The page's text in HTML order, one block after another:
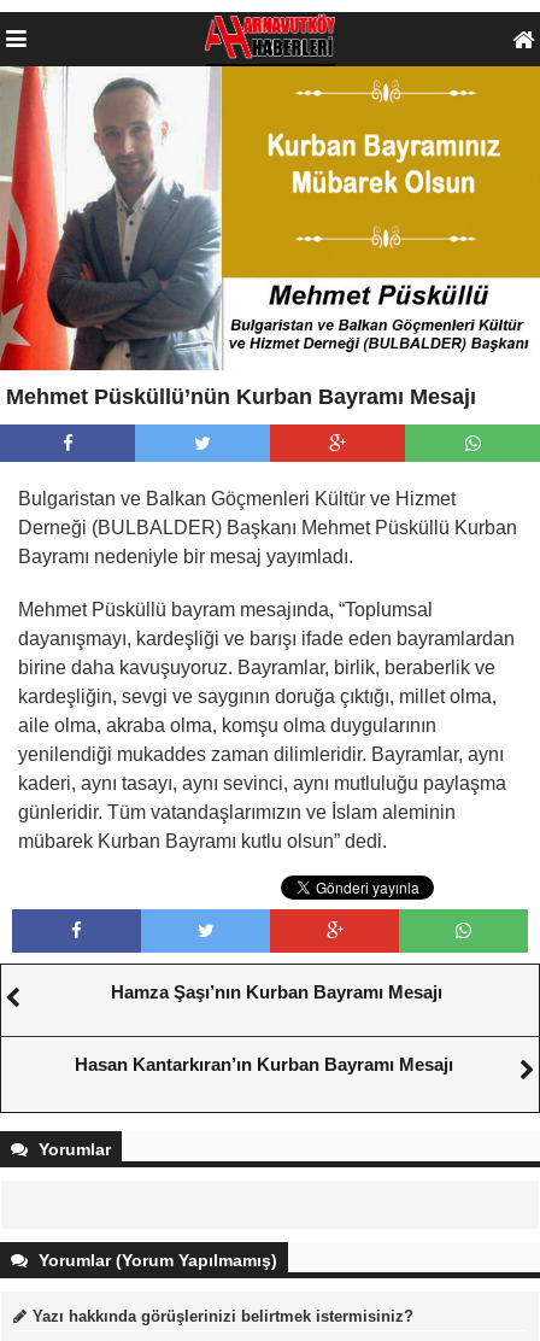
Mehmet Püsküllü’nün Kurban Bayramı Mesajı
Bulgaristan ve Balkan Göçmenleri Kültür ve Hizmet
Derneği (BULBALDER) Başkanı Mehmet Püsküllü Kurban
Bayramı nedeniyle bir mesaj yayımladı.
Mehmet Püsküllü bayram mesajında, “Toplumsal
dayanışmayı, kardeşliği ve barışı ifade eden bayramlardan
birine daha kavuşuyoruz. Bayramlar, birlik, beraberlik ve
kardeşliğin, sevgi ve saygının doruğa çıktığı, millet olma,
aile olma, akraba olma, komşu olma duygularının
yenilendiği mukaddes zaman dilimleridir. Bayramlar, aynı
kaderi, aynı tasayı, aynı sevinci, aynı mutluluğu paylaşma
günleridir. Tüm vatandaşlarımızın ve İslam aleminin
mübarek Kurban Bayramı kutlu olsun” dedi.
Hamza Şaşı’nın Kurban Bayramı Mesajı
Hasan Kantarkıran’ın Kurban Bayramı Mesajı
Yorumlar
Yorumlar (Yorum Yapılmamış)
Yazı hakkında görüşlerinizi belirtmek istermisiniz?